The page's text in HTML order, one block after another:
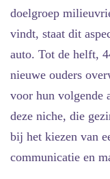
doelgroep
vindt, staat dit
auto. Tot de helft,
nieuwe ouders
voor hun volgende
deze niche, die
bij het kiezen van
communicatie en